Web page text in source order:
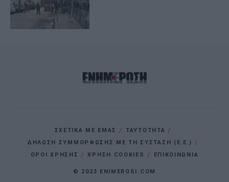
ΣΧΕΤΙΚΑ ΜΕ ΕΜΑΣ
ΤΑΥΤΟΤΗΤΑ
ΔΗΛΩΣΗ ΣΥΜΜΟΡΦΩΣΗΣ ΜΕ ΤΗ ΣΥΣΤΑΣΗ (Ε.Ε.)
ΌΡΟΙ ΧΡΗΣΗΣ
ΧΡΗΣΗ COOKIES ΕΠΙΚΟΙΝΩΝΙΑ
© 2023 ENIMEROSI.COM